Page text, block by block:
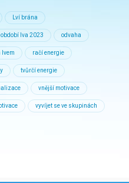
Lví brána
období lva 2023 odvaha
lvem račí energie
tvůrčí energie
vnější motivace
vyvíjet se ve skupinách